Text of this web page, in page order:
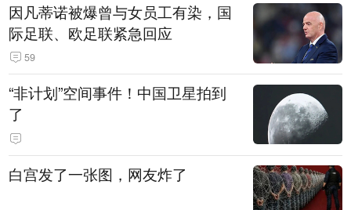
因凡蒂诺被爆曾与女员工有染，国
际足联、欧足联紧急回应
59
“非计划”空间事件！中国卫星拍到
了
白宫发了一张图，网友炸了